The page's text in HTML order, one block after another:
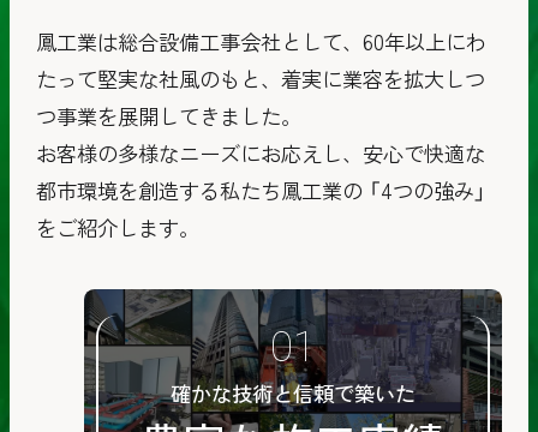
鳳工業は総合設備工事会社として、60年以上にわ
たって堅実な社風のもと、 着実に業容を拡大しつ
つ事業を展開してきました。
お客様の多様なニーズにお応えし、安心で快適な
都市環境を創造する私たち鳳工業の 「4つの強み」
をご紹介します。
確かな技術と信頼で築いた